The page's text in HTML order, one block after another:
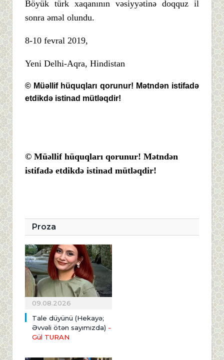
Böyük türk xaqanının vəsiyyətinə doqquz il
sonra əməl olundu.
8-10 fevral 2019,
Yeni Delhi-Aqra, Hindistan
© Müəllif hüquqları qorunur! Mətndən istifadə
etdikdə istinad mütləqdir!
© Müəllif hüquqları qorunur! Mətndən
istifadə etdikdə istinad mütləqdir!
Proza
09.08.2026
Tale düyünü (Hekayə;
Əvvəli ötən sayımızda) -
Gül TURAN